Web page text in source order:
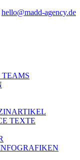
hello@madd-agency.de
TEAMS
TEXTE